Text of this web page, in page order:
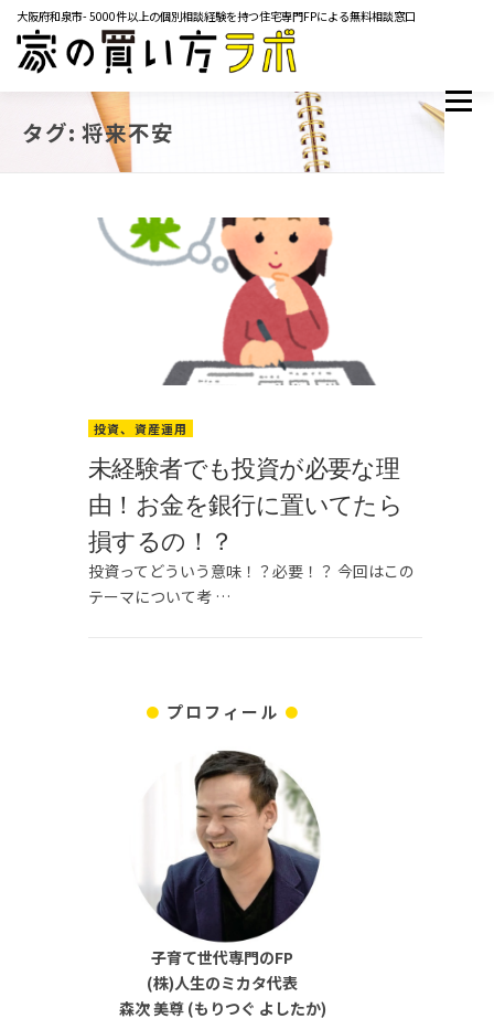
ツ
大阪府和泉市- 5000件以上の個別相談経験を持つ住宅専門FPによる無料相談窓口
メニュー
サービス内容 ご相談の流れ よくあるご質問
マネーコラム YOUTUBE イベント・セミナー
お問い合わせ
タグ:将来不安
投資、資産運用
未経験者でも投資が必要な理
由！お金を銀行に置いてたら
損するの！？
投資ってどういう意味！？必要！？ 今回はこの
テーマについて考 …
プロフィール
子育て世代専門のFP
(株)人生のミカタ代表
森次 美尊 (もりつぐ よしたか)